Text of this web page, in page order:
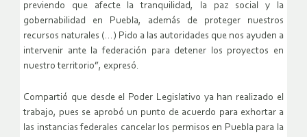
previendo que afecte la tranquilidad, la paz social y la
gobernabilidad en Puebla, además de proteger nuestros
recursos naturales (…) Pido a las autoridades que nos ayuden a
intervenir ante la federación para detener los proyectos en
nuestro territorio”, expresó.
Compartió que desde el Poder Legislativo ya han realizado el
trabajo, pues se aprobó un punto de acuerdo para exhortar a
las instancias federales cancelar los permisos en Puebla para la